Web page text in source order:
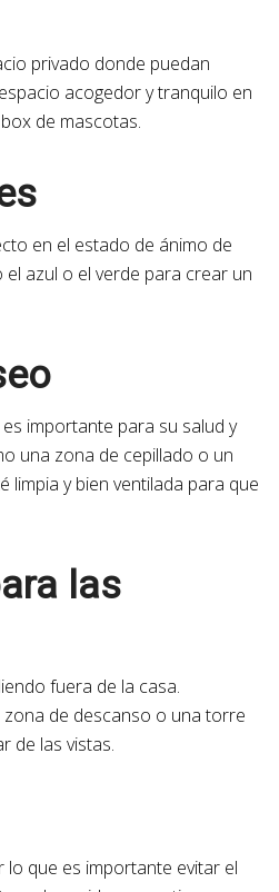
privado donde puedan
acogedor y tranquilo en
de mascotas.
en el estado de ánimo de
azul o el verde para crear un
importante para su salud y
una zona de cepillado o un
limpia y bien ventilada para que
las
fuera de la casa.
de descanso o una torre
de las vistas.
lo que es importante evitar el